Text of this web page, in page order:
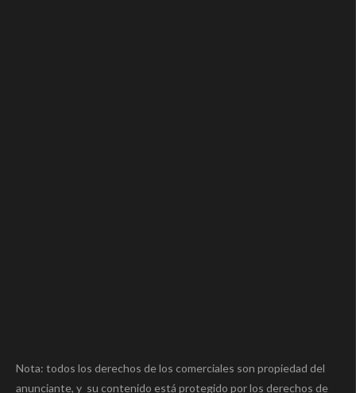
Nota: todos los derechos de los comerciales son propiedad del
anunciante, y su contenido está protegido por los derechos de